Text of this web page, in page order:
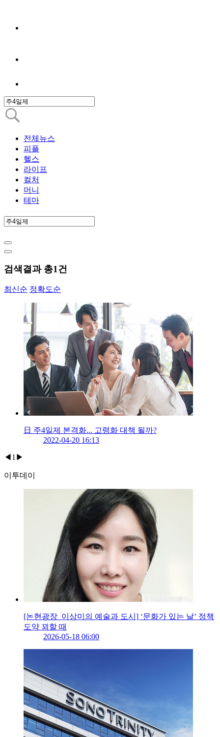
전체뉴스
피플
헬스
라이프
컬처
머니
테마
검색결과 총1건
최신순 정확도순
日 주4일제 본격화... 고령화 대책 될까?
2022-04-20 16:13
◀ 1 ▶
이투데이
[논현광장_이상미의 예술과 도시] ‘문화가 있는 날’ 정책
도약 꾀할 때
2026-05-18 06:00